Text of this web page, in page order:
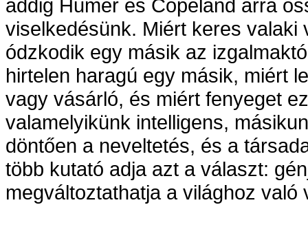
addig Humer és Copeland arra
viselkedésünk. Miért keres
ódzkodik egy másik az
hirtelen haragú egy másik, miért
vagy vásárló, és miért fenyeget
valamelyikünk intelligens,
döntően a neveltetés, és a
több kutató adja azt a választ:
megváltoztathatja a világhoz való